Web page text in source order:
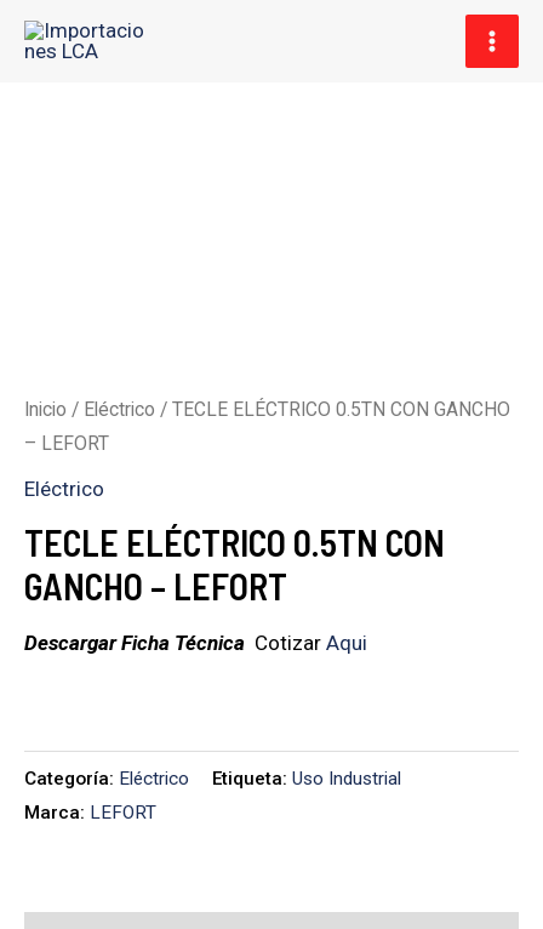
Inicio / Eléctrico / TECLE ELÉCTRICO 0.5TN CON GANCHO
– LEFORT
Eléctrico
TECLE ELÉCTRICO 0.5TN CON
GANCHO – LEFORT
Descargar Ficha Técnica Cotizar Aqui
Categoría: Eléctrico Etiqueta: Uso Industrial
Marca: LEFORT